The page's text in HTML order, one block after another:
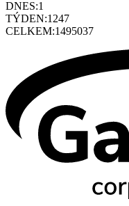
DNES:1
TÝDEN:1247
CELKEM:1495037